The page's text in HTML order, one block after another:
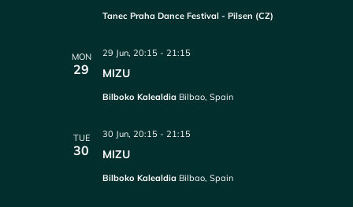
Tanec Praha Dance Festival - Pilsen (CZ)
MON
29 MIZU
29 Jun, 20:15 -21:15
Bilboko Kalealdia Bilbao, Spain
TUE
30 MIZU
30 Jun, 20:15 -21:15
Bilboko Kalealdia Bilbao, Spain